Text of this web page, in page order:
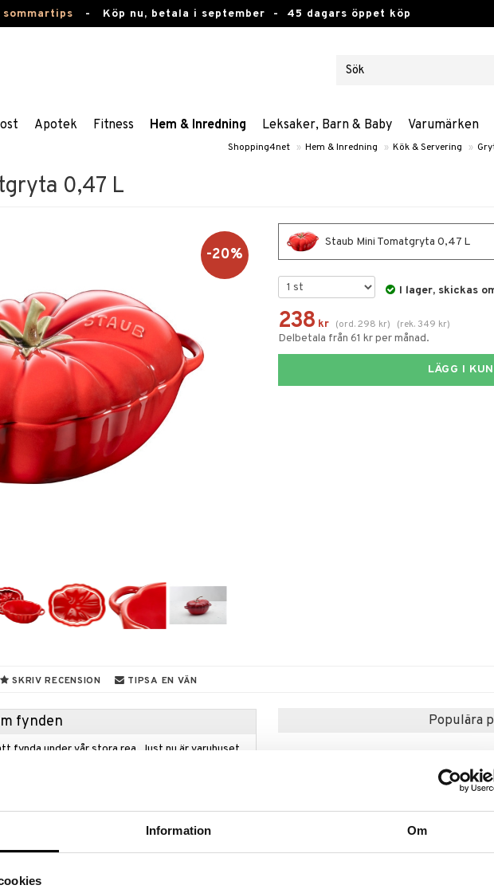
Information Om
- Köp nu, betala i september - 45 dagars öppet köp
Apotek Fitness Hem & Inredning Leksaker, Barn & Baby Varumärken
Shopping4net » Hem & Inredning » Kök & Servering »
0,47 L
-20%
Staub Mini Tomatgryta 0,47 L
I lager, skickas
238 kr (ord.298 kr) (rek. 349 kr)
Delbetala från 61 kr per månad.
LÄGG I
SKRIV RECENSION TIPSA EN VÄN
fynden
fynda under vår stora rea. Just nu är varuhuset
kan fort ta slut!
»
Populära
Finns i